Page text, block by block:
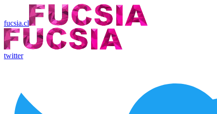
fucsia.cl
twitter